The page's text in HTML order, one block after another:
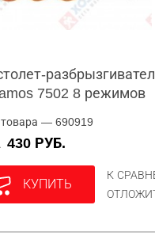
7502 8 режимов
— 690919
430 РУБ.
КУПИТЬ
К